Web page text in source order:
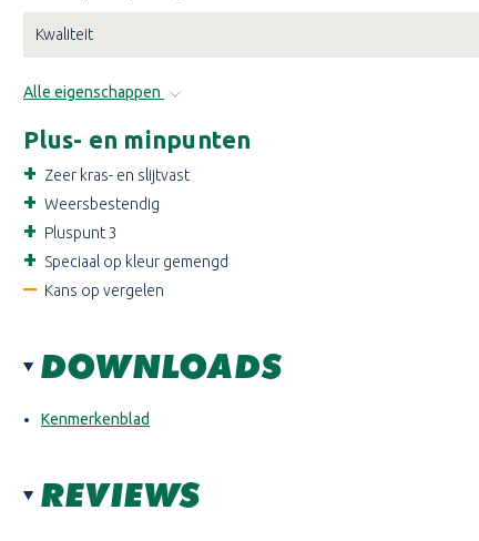
Kwaliteit
Alle eigenschappen
Plus- en minpunten
Zeer kras- en slijtvast
Weersbestendig
Pluspunt 3
Speciaal op kleur gemengd
Kans op vergelen
DOWNLOADS
Kenmerkenblad
REVIEWS